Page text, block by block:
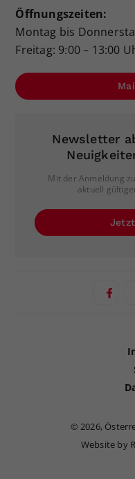
Öffnungszeiten:
Montag bis
Freitag: 9:00 – 13:00
Newsletter
Mit der Anmeldung
aktuell
© 2026,
Website by